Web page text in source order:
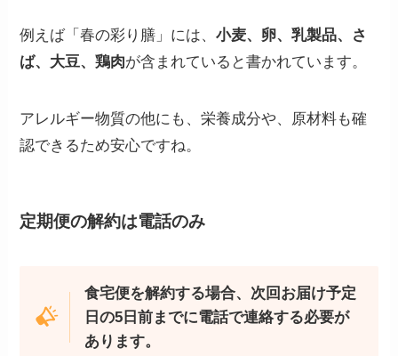
例えば「春の彩り膳」には、小麦、卵、乳製品、さ
ば、大豆、鶏肉が含まれていると書かれています。
アレルギー物質の他にも、栄養成分や、原材料も確
認できるため安心ですね。
定期便の解約は電話のみ
食宅便を解約する場合、次回お届け予定
日の5日前までに電話で連絡する必要が
あります。